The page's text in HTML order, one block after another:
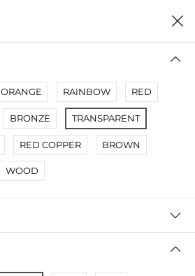
0
FDplast - 3д пластик SBS GLASS 1,75мм
CREOZONE PLA - 3D пластик филамент для 3д принтера. Наивысшего качества
ORANGE RAINBOW RED
BRONZE TRANSPARENT
RED COPPER BROWN
WOOD